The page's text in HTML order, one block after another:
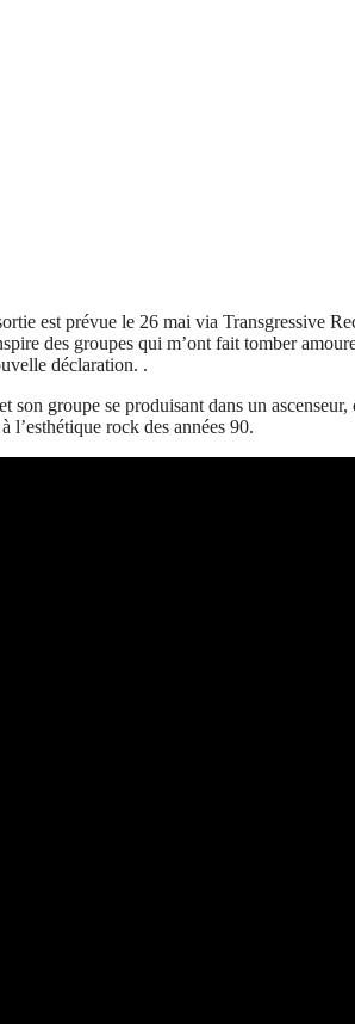
est prévue le 26 mai via Transgressive
des groupes qui m’ont fait tomber
déclaration. .
groupe se produisant dans un
l’esthétique rock des années 90.